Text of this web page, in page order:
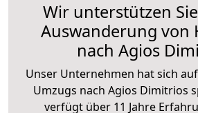
Wir unterstützen
Auswanderung von
nach Agios
Unser Unternehmen hat sich
Umzugs nach Agios Dimitrios
verfügt über 11 Jahre